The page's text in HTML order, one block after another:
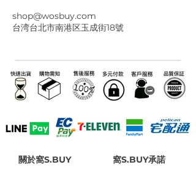
shop@wosbuy.com
台湾台北市南港区玉成街18號
關於窩S.BUY
窩S.BUY承諾